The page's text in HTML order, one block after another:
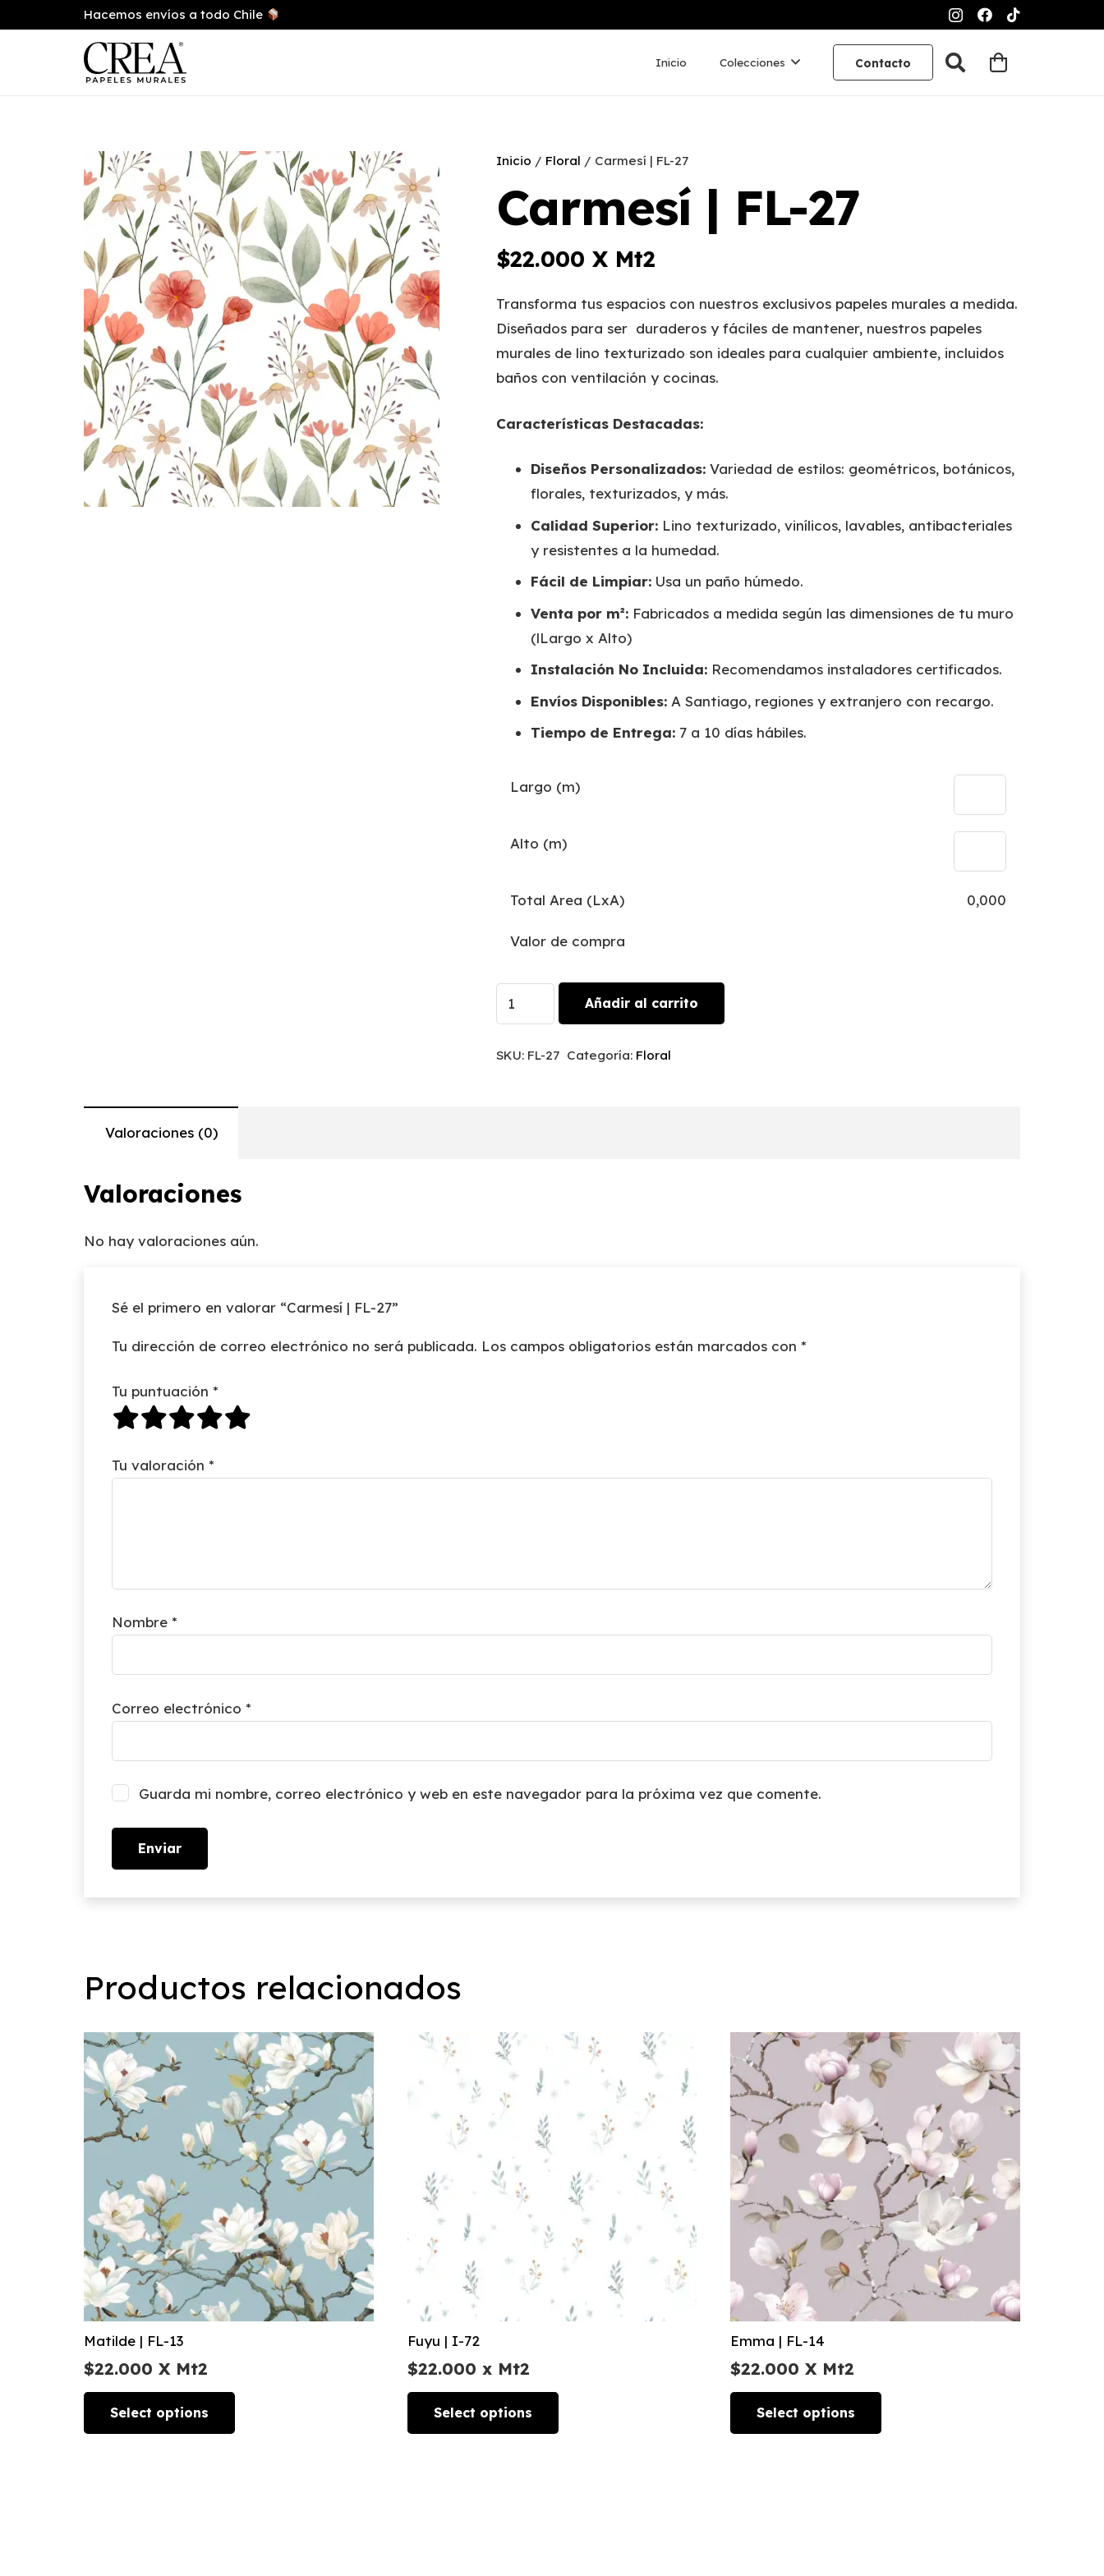
Hacemos envíos a todo Chile
Inicio Colecciones Contacto
Inicio / Floral / Carmesí | FL-27
Carmesí | FL-27
$22.000 X Mt2
Transforma tus espacios con nuestros exclusivos papeles murales a medida.
Diseñados para ser duraderos y fáciles de mantener, nuestros papeles
murales de lino texturizado son ideales para cualquier ambiente, incluidos
baños con ventilación y cocinas.
Características Destacadas:
Diseños Personalizados: Variedad de estilos: geométricos, botánicos,
florales, texturizados, y más.
Calidad Superior: Lino texturizado, vinílicos, lavables, antibacteriales
y resistentes a la humedad.
Fácil de Limpiar: Usa un paño húmedo.
Venta por m²: Fabricados a medida según las dimensiones de tu muro
(lLargo x Alto)
Instalación No Incluida: Recomendamos instaladores certificados.
Envíos Disponibles: A Santiago, regiones y extranjero con recargo.
Tiempo de Entrega: 7 a 10 días hábiles.
Largo (m)
Alto (m)
Total Area (LxA) 0,000
Valor de compra
|
Añadir al carrito
SKU: FL-27 Categoría: Floral
Valoraciones (0)
Valoraciones
No hay valoraciones aún.
Sé el primero en valorar “Carmesí | FL-27”
Tu dirección de correo electrónico no será publicada. Los campos obligatorios están marcados con *
Tu puntuación *
Tu valoración *
Nombre *
Correo electrónico *
Guarda mi nombre, correo electrónico y web en este navegador para la próxima vez que comente.
Productos relacionados
Matilde | FL-13
$22.000 X Mt2
Select options
Fuyu | I-72
$22.000 x Mt2
Select options
Emma | FL-14
$22.000 X Mt2
Select options